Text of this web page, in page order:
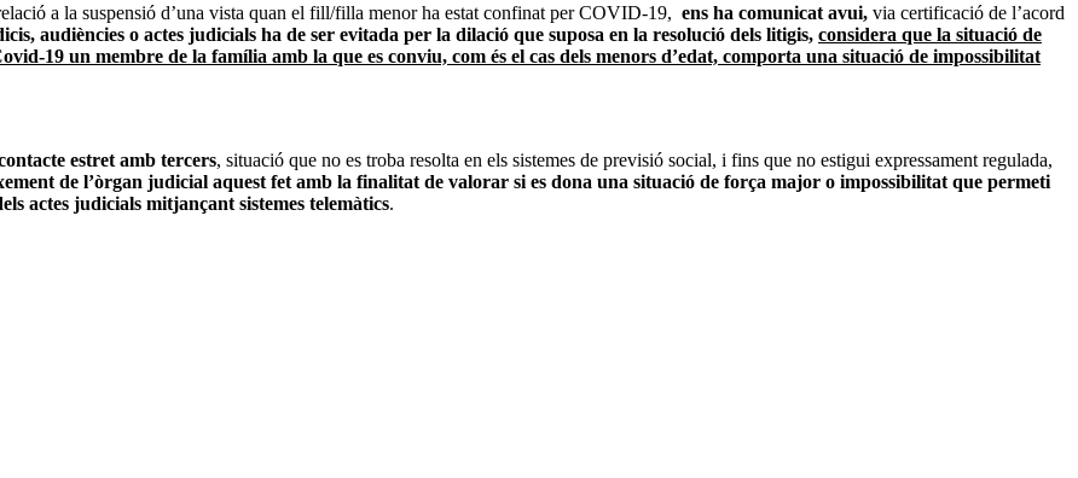
a la suspensió d’una vista quan el fill/filla menor ha estat confinat per COVID-19, ens ha comunicat avui, via certificació de l’acord
audiències o actes judicials ha de ser evitada per la dilació que suposa en la resolució dels litigis, considera que la situació de
19 un membre de la família amb la que es conviu, com és el cas dels menors d’edat, comporta una situació de impossibilitat
estret amb tercers, situació que no es troba resolta en els sistemes de previsió social, i fins que no estigui expressament regulada,
de l’òrgan judicial aquest fet amb la finalitat de valorar si es dona una situació de força major o impossibilitat que permeti
actes judicials mitjançant sistemes telemàtics.